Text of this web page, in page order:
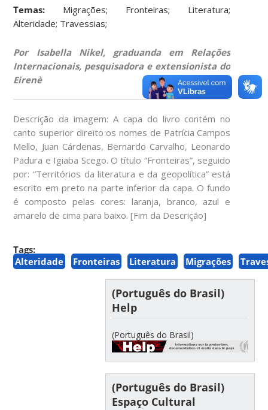
Temas: Migrações; Fronteiras; Literatura;
Alteridade; Travessias;
Por Isabella Nikel, graduanda em Relações
Internacionais, pesquisadora e extensionista do
Eirenè
Descrição da imagem: A capa do livro contém no
canto superior direito os nomes de Patrícia Campos
Mello, Juan Cárdenas, Bernardo Carvalho, Leonardo
Padura e Igiaba Scego. O título “Fronteiras”, seguido
por: “Territórios da literatura e da geopolítica” está
escrito em preto na parte inferior da capa. O fundo
é composto pelas cores: laranja, branco, azul e
amarelo de cima para baixo. [Fim da Descrição]
Tags:
Alteridade
Fronteiras Literatura Migrações
(Português do Brasil)
Help
(Português do Brasil)
(Português do Brasil)
Espaço Cultural